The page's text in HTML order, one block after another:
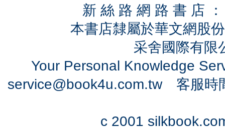
新 絲 路 網 路 書 店
本書店隸屬於華文網股
采舍國際有
Your Personal Knowledge
service@book4u.com.tw客服時
c 2001